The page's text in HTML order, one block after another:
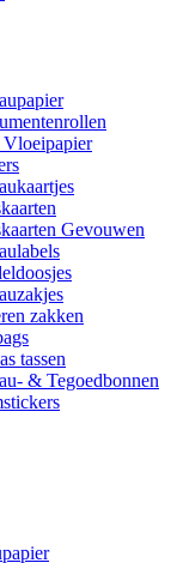
Gevouwen
zakken
tassen
& Tegoedbonnen